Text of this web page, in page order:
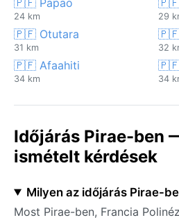
24 km 29
🇵🇫 Otutara
31 km
🇵🇫
32
🇵🇫 Afaahiti
34 km
🇵🇫
34
Időjárás Pirae-ben
ismételt kérdések
Milyen az időjárás Pirae-
Most Pirae-ben, Francia